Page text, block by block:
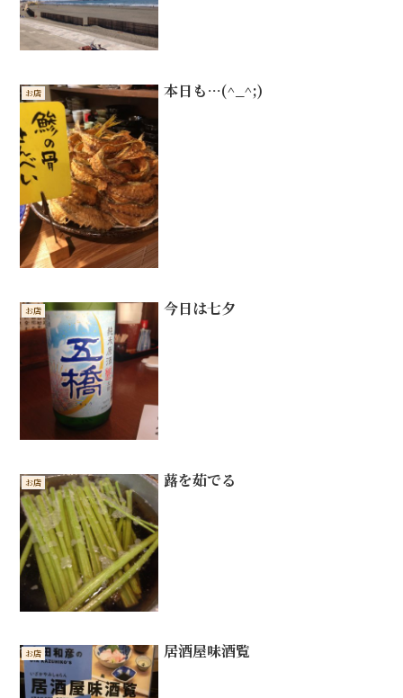
お店 本日も…(^_^;)
お店 今日は七夕
お店 蕗を茹でる
お店 居酒屋味酒覧